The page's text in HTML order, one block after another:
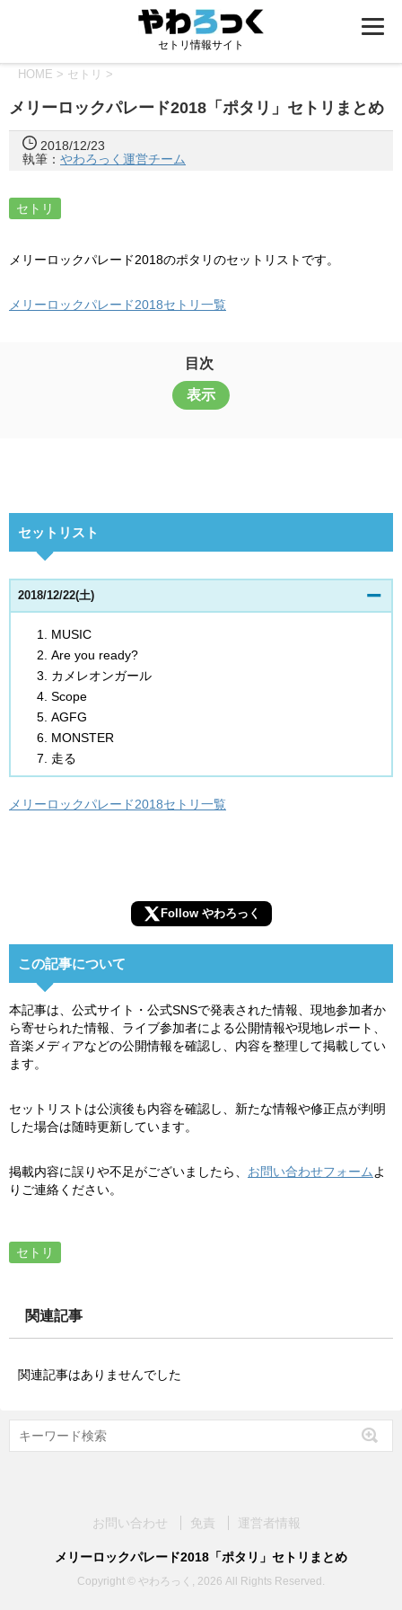
セトリ情報サイト
HOME > セトリ >
メリーロックパレード2018「ポタリ」セトリまとめ
2018/12/23
執筆： やわろっく運営チーム
セトリ
メリーロックパレード2018のポタリのセットリストです。
メリーロックパレード2018セトリ一覧
目次
表示
セットリスト
2018/12/22(土)
MUSIC
Are you ready?
カメレオンガール
Scope
AGFG
MONSTER
走る
メリーロックパレード2018セトリ一覧
Follow やわろっく
この記事について
本記事は、公式サイト・公式SNSで発表された情報、現地参加者か
ら寄せられた情報、ライブ参加者による公開情報や現地レポート、
音楽メディアなどの公開情報を確認し、内容を整理して掲載してい
ます。
セットリストは公演後も内容を確認し、新たな情報や修正点が判明
した場合は随時更新しています。
掲載内容に誤りや不足がございましたら、 お問い合わせフォーム よ
りご連絡ください。
セトリ
関連記事
関連記事はありませんでした
お問い合わせ 免責 運営者情報
メリーロックパレード2018「ポタリ」セトリまとめ
Copyright © やわろっく, 2026 All Rights Reserved.